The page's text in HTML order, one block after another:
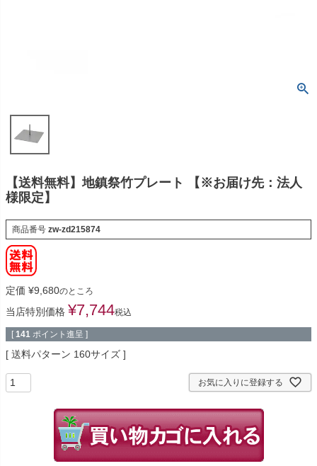
【送料無料】地鎮祭竹プレート 【※お届け先：法人
様限定】
商品番号 zw-zd215874
定価 ¥9,680のところ
当店特別価格 ¥7,744税込
[ 141 ポイント進呈 ]
送料パターン 160サイズ
お気に入りに登録する